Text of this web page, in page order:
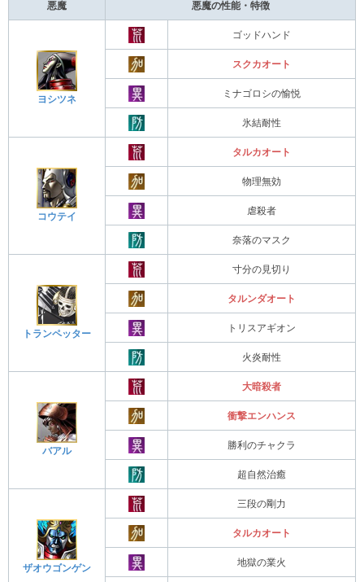
悪魔 悪魔の性能・特徴
ヨシツネ
ゴッドハンド
スクカオート
ミナゴロシの愉悦
氷結耐性
コウテイ
タルカオート
物理無効
虐殺者
奈落のマスク
トランペッター
寸分の見切り
タルンダオート
トリスアギオン
火炎耐性
バアル
大暗殺者
衝撃エンハンス
勝利のチャクラ
超自然治癒
ザオウゴンゲン
三段の剛力
タルカオート
地獄の業火